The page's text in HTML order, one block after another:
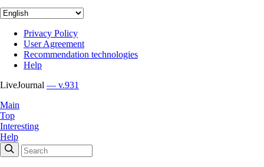
Privacy Policy
User Agreement
Recommendation technologies
Help
LiveJournal — v.931
Main
Top
Interesting
Help